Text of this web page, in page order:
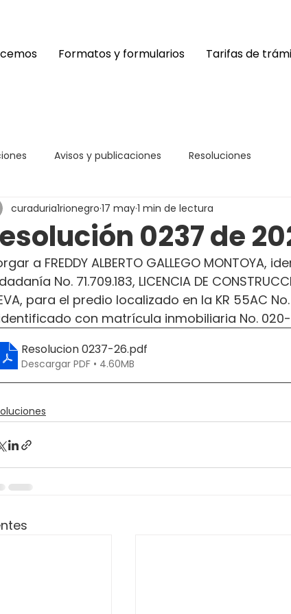
Formatos y formularios Tarifas de
Avisos y publicaciones Resoluciones
0237 de
curaduria1rionegro 17 may1 min de lectura
a FREDDY ALBERTO GALLEGO
No. 71.709.183, LICENCIA DE
para el predio localizado en la KR 55AC
identificado con matrícula inmobiliaria No. 020-
Resolucion 0237-26.pdf
Descargar PDF • 4.60MB